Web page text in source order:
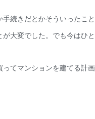
手続きだとかそういったこ
大変でした。でも今はひ
ってマンションを建てる計